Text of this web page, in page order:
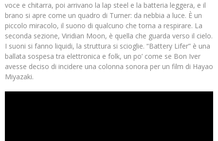
voce e chitarra, poi arrivano la lap steel e la batteria leggera, e il
brano si apre come un quadro di Turner: da nebbia a luce. È un
piccolo miracolo, il suono di qualcuno che torna a respirare. La
seconda sezione, Viridian Moon, è quella che guarda verso il cielo.
I suoni si fanno liquidi, la struttura si scioglie. “Battery Lifer” è una
ballata sospesa tra elettronica e folk, un po’ come se Bon Iver
avesse deciso di incidere una colonna sonora per un film di Hayao
Miyazaki.